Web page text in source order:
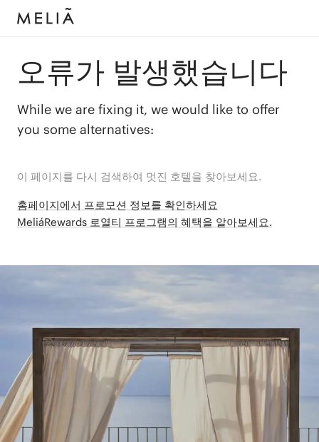
오류가 발생했습니다
While we are fixing it, we would like to offer
you some alternatives:
이 페이지를 다시 검색하여 멋진 호텔을 찾아보세요.
홈페이지에서 프로모션 정보를 확인하세요
MeliáRewards 로열티 프로그램의 혜택을 알아보세요.